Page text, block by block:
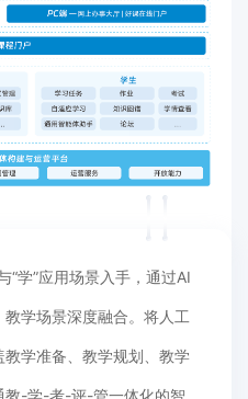
“学”应用场景入手，通过AI
学场景深度融合。将人工
学准备、教学规划、教学
教-学-考-评-管一体化的智